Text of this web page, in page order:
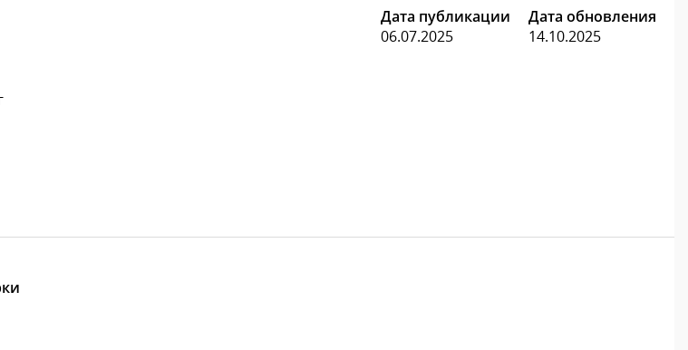
Дата публикации
06.07.2025
Дата обновления
14.10.2025